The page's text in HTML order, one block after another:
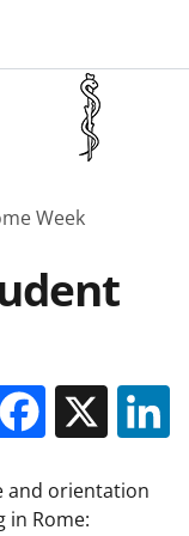
LINGUA:
Week
X
and orientation
in Rome: